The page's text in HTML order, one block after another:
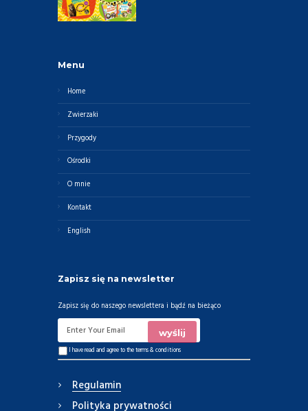
Menu
Home
Zwierzaki
Przygody
Ośrodki
O mnie
Kontakt
English
Zapisz się na newsletter
Zapisz się do naszego newslettera i bądź na bieżąco
I have read and agree to theterms & conditions
Regulamin
Polityka prywatności